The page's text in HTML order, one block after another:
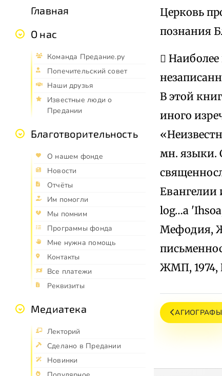
Главная
О нас
Команда Предание.ру
Попечительский совет
Наши друзья
Известные люди о
Предании
Благотворительность
О нашем фонде
Новости
Отчёты
Им помогли
Мы помним
Программы фонда
Мне нужна помощь
Контакты
Все платежи
Реквизиты
Медиатека
Лекторий
Сделано в Предании
Новинки
Церковь
познания
 Наиболее
В этой
иного
мн. языки.
Евангелии
log…a
Мефодия,
ЖМП, 1974,
АГИОГРАФЫ